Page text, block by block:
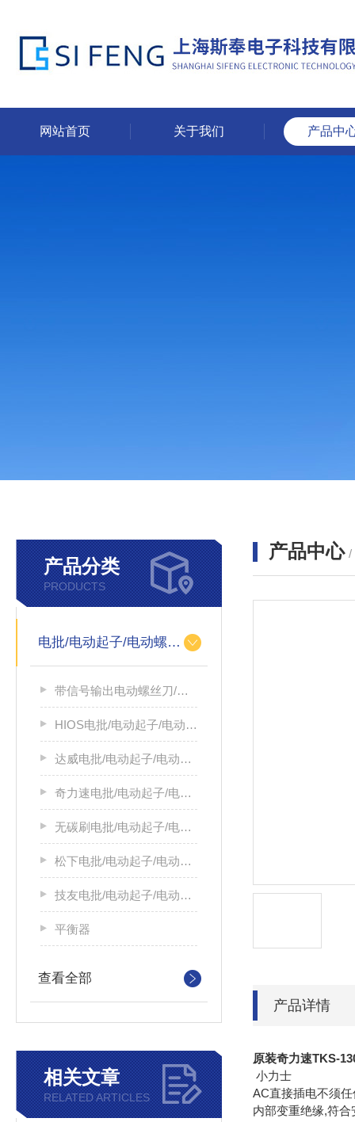
网站首页 关于我们 产品中
产品分类
PRODUCTS
电批/电动起子/电动螺丝刀
带信号输出电动螺丝刀/带信号输出电源
HIOS电批/电动起子/电动螺丝刀
达威电批/电动起子/电动螺丝刀
奇力速电批/电动起子/电动螺丝刀
无碳刷电批/电动起子/电动螺丝刀
松下电批/电动起子/电动螺丝刀
技友电批/电动起子/电动螺丝刀
平衡器
查看全部
相关文章
RELATED ARTICLES
产品中心 /
产品详情
原装奇力速TKS-
小力士
AC直接插电不须
内部变重绝缘,符